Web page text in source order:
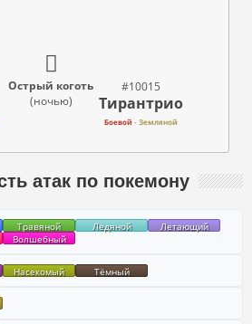
Острый коготь
(ночью)
#10015
Тирантрио
Боевой- Земляной
атак по покемону
Травяной Ледяной
Летающий
Волшебный
Насекомый Тёмный